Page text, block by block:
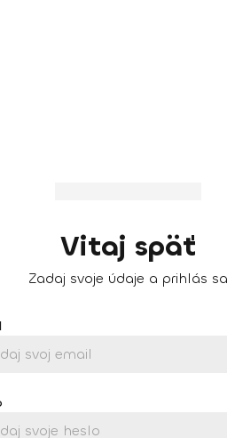
Vitaj späť
Zadaj svoje údaje a prihlás sa